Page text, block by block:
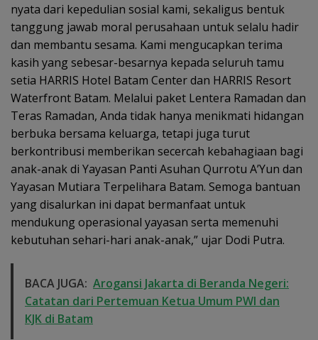
nyata dari kepedulian sosial kami, sekaligus bentuk
tanggung jawab moral perusahaan untuk selalu hadir
dan membantu sesama. Kami mengucapkan terima
kasih yang sebesar-besarnya kepada seluruh tamu
setia HARRIS Hotel Batam Center dan HARRIS Resort
Waterfront Batam. Melalui paket Lentera Ramadan dan
Teras Ramadan, Anda tidak hanya menikmati hidangan
berbuka bersama keluarga, tetapi juga turut
berkontribusi memberikan secercah kebahagiaan bagi
anak-anak di Yayasan Panti Asuhan Qurrotu A’Yun dan
Yayasan Mutiara Terpelihara Batam. Semoga bantuan
yang disalurkan ini dapat bermanfaat untuk
mendukung operasional yayasan serta memenuhi
kebutuhan sehari-hari anak-anak,” ujar Dodi Putra.
BACA JUGA: Arogansi Jakarta di Beranda Negeri:
Catatan dari Pertemuan Ketua Umum PWI dan
KJK di Batam